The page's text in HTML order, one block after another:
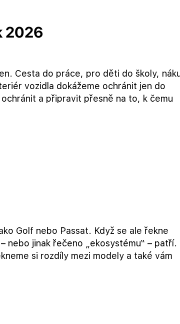
2026
Cesta do práce, pro děti do školy,
vozidla dokážeme ochránit jen do
a připravit přesně na to, k čemu
Golf nebo Passat. Když se ale řekne
nebo jinak řečeno „ekosystému“ – patří.
si rozdíly mezi modely a také vám